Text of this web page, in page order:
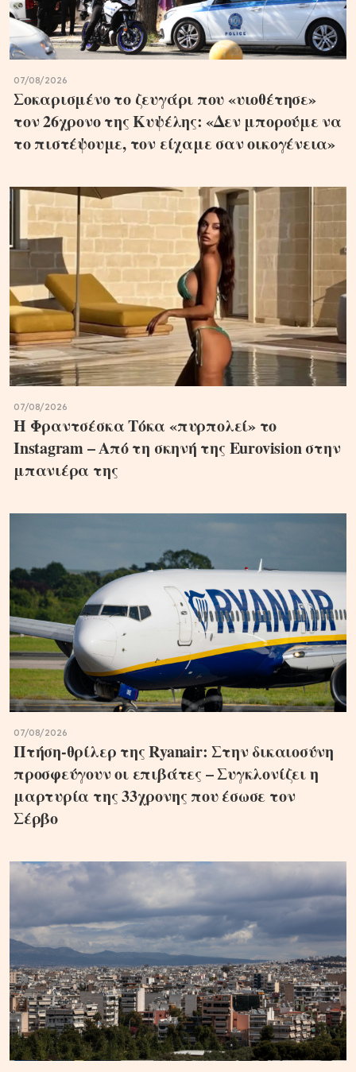
07/08/2026
Σοκαρισμένο το ζευγάρι που «υιοθέτησε»
τον 26χρονο της Κυψέλης: «Δεν μπορούμε να
το πιστέψουμε, τον είχαμε σαν οικογένεια»
07/08/2026
Η Φραντσέσκα Τόκα «πυρπολεί» το
Instagram – Από τη σκηνή της Eurovision στην
μπανιέρα της
07/08/2026
Πτήση-θρίλερ της Ryanair: Στην δικαιοσύνη
προσφεύγουν οι επιβάτες – Συγκλονίζει η
μαρτυρία της 33χρονης που έσωσε τον
Σέρβο